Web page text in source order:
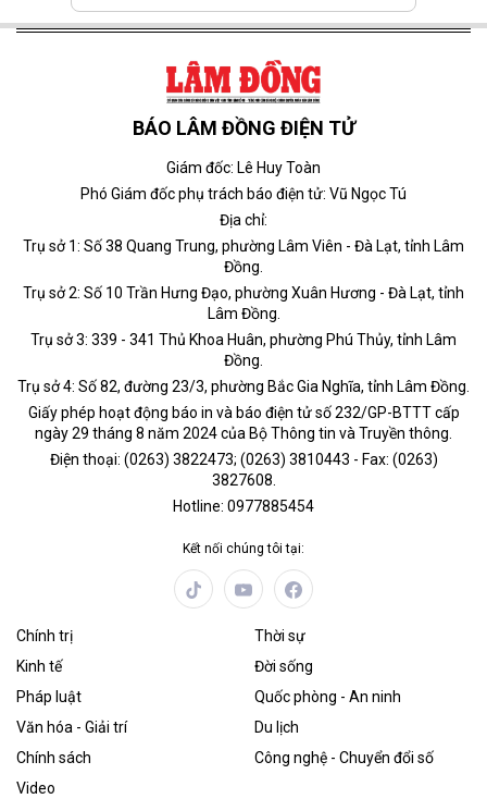
BÁO LÂM ĐỒNG ĐIỆN TỬ
Giám đốc: Lê Huy Toàn
Phó Giám đốc phụ trách báo điện tử: Vũ Ngọc Tú
Địa chỉ:
Trụ sở 1: Số 38 Quang Trung, phường Lâm Viên - Đà Lạt, tỉnh Lâm
Đồng.
Trụ sở 2: Số 10 Trần Hưng Đạo, phường Xuân Hương - Đà Lạt, tỉnh
Lâm Đồng.
Trụ sở 3: 339 - 341 Thủ Khoa Huân, phường Phú Thủy, tỉnh Lâm
Đồng.
Trụ sở 4: Số 82, đường 23/3, phường Bắc Gia Nghĩa, tỉnh Lâm Đồng.
Giấy phép hoạt động báo in và báo điện tử số 232/GP-BTTT cấp
ngày 29 tháng 8 năm 2024 của Bộ Thông tin và Truyền thông.
Điện thoại: (0263) 3822473; (0263) 3810443 - Fax: (0263)
3827608.
Hotline: 0977885454
Kết nối chúng tôi tại:
Chính trị
Thời sự
Kinh tế
Đời sống
Pháp luật
Quốc phòng - An ninh
Văn hóa - Giải trí
Du lịch
Chính sách
Công nghệ - Chuyển đổi số
Video